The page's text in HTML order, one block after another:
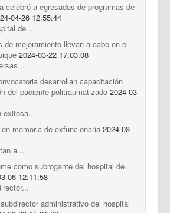
celebró a egresados de programas de
04-26 12:55:44
de...
de mejoramiento llevan a cabo en el
2024-03-22 17:03:08
desarrollan capacitación
del paciente politraumatizado 2024-03-
exitosa...
memoria de exfuncionaria 2024-03-
a...
como subrogante del hospital de
06 12:11:58
administrativo del hospital